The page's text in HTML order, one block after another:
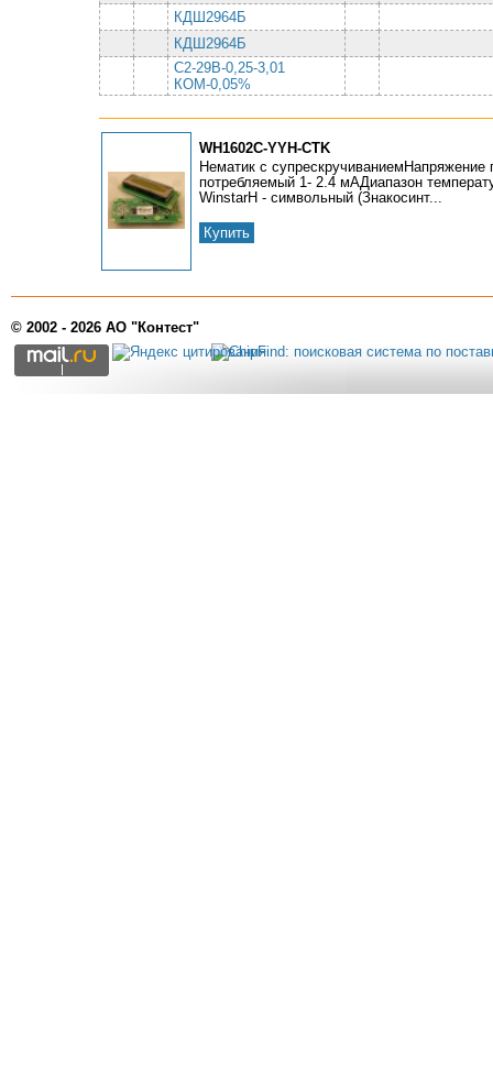
КДШ2964Б
КДШ2964Б
С2-29В-0,25-3,01
КОМ-0,05%
WH1602C-YYH-CTK
Нематик с супрескручиваниемНапряжение
потребляемый 1- 2.4 мАДиапазон
WinstarH - символьный (Знакосинт...
Купить
© 2002 - 2026 АО "Контест"